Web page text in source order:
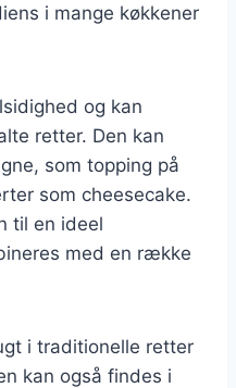
i mange køkkener
og kan
retter. Den kan
som topping på
som cheesecake.
til en ideel
med en række
i traditionelle retter
kan også findes i